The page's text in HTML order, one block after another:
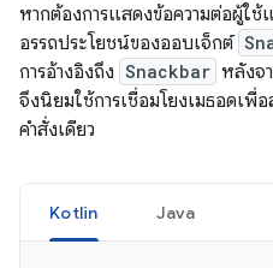
หากต้องการแสดงข้อความต่อผู้ใช้
อรรถประโยชน์ของออบเจ็กต์
การอ้างอิงถึง Snackbar หลังจ
จึงนิยมใช้การเชื่อมโยงเมธอดเพื่
คำสั่งเดียว
Kotlin Java